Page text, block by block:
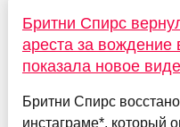
Бритни Спирс
ареста за вождение
показала новое
Бритни Спирс
инстаграме*, который